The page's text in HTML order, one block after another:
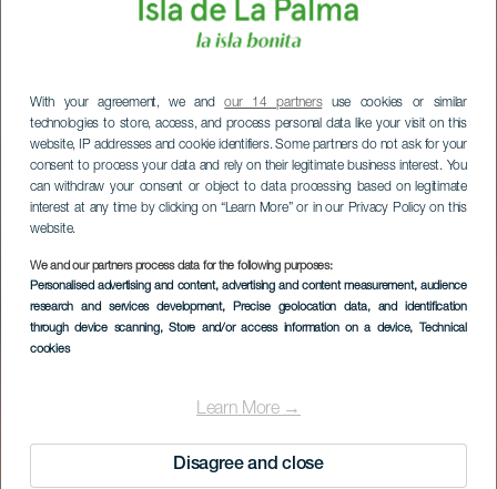
With your agreement, we andour 14 partnersuse cookies or similar
technologies to store, access, and process personal data like your visit on this
website, IP addresses and cookie identifiers. Some partners do not ask for your
consent to process your data and rely on their legitimate business interest. You
can withdraw your consent or object to data processing based on legitimate
interest at any time by clicking on “Learn More” or in our Privacy Policy on this
website.
We and our partners process data for the following purposes:
Personalised advertising and content, advertising and content measurement, audience
research and services development, Precise geolocation data, and identification
through device scanning, Store and/or access information on a device, Technical
cookies
Learn More →
Disagree and close
Muchachos